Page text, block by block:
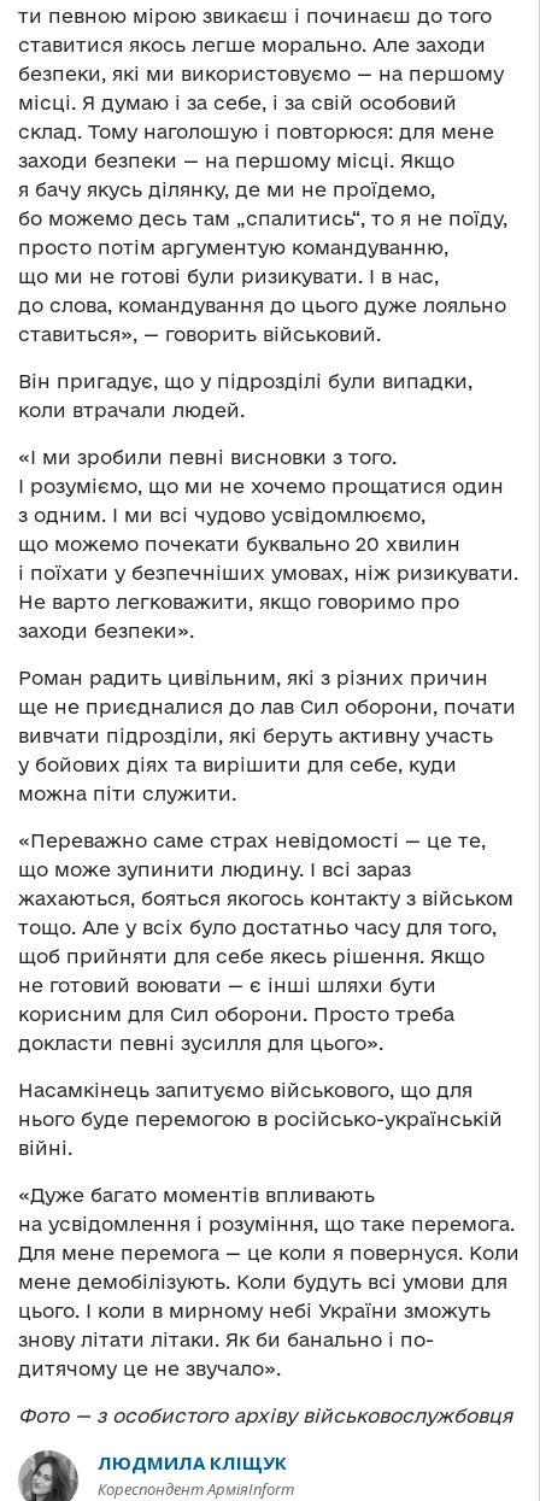
ти певною мірою звикаєш і починаєш до того
ставитися якось легше морально. Але заходи
безпеки, які ми використовуємо — на першому
місці. Я думаю і за себе, і за свій особовий
склад. Тому наголошую і повторюся: для мене
заходи безпеки — на першому місці. Якщо
я бачу якусь ділянку, де ми не проїдемо,
бо можемо десь там „спалитись“, то я не поїду,
просто потім аргументую командуванню,
що ми не готові були ризикувати. І в нас,
до слова, командування до цього дуже лояльно
ставиться», — говорить військовий.
Він пригадує, що у підрозділі були випадки,
коли втрачали людей.
«І ми зробили певні висновки з того.
І розуміємо, що ми не хочемо прощатися один
з одним. І ми всі чудово усвідомлюємо,
що можемо почекати буквально 20 хвилин
і поїхати у безпечніших умовах, ніж ризикувати.
Не варто легковажити, якщо говоримо про
заходи безпеки».
Роман радить цивільним, які з різних причин
ще не приєдналися до лав Сил оборони, почати
вивчати підрозділи, які беруть активну участь
у бойових діях та вирішити для себе, куди
можна піти служити.
«Переважно саме страх невідомості — це те,
що може зупинити людину. І всі зараз
жахаються, бояться якогось контакту з військом
тощо. Але у всіх було достатньо часу для того,
щоб прийняти для себе якесь рішення. Якщо
не готовий воювати — є інші шляхи бути
корисним для Сил оборони. Просто треба
докласти певні зусилля для цього».
Насамкінець запитуємо військового, що для
нього буде перемогою в російсько-українській
війні.
«Дуже багато моментів впливають
на усвідомлення і розуміння, що таке перемога.
Для мене перемога — це коли я повернуся. Коли
мене демобілізують. Коли будуть всі умови для
цього. І коли в мирному небі України зможуть
знову літати літаки. Як би банально і по-
дитячому це не звучало».
Фото — з особистого архіву військовослужбовця
ЛЮДМИЛА КЛІЩУК
Кореспондент АрміяInform